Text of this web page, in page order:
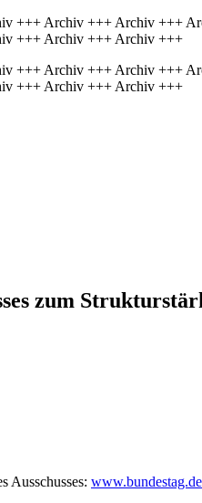
+++ Archiv +++ Archiv +++
+++ Archiv +++ Archiv +++
+++ Archiv +++ Archiv +++
+++ Archiv +++ Archiv +++
zum
Ausschusses: